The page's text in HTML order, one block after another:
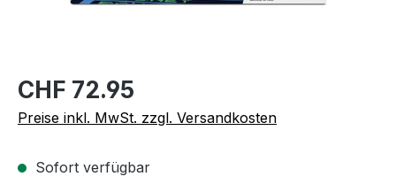
CHF 72.95
Preise inkl. MwSt. zzgl. Versandkosten
Sofort verfügbar